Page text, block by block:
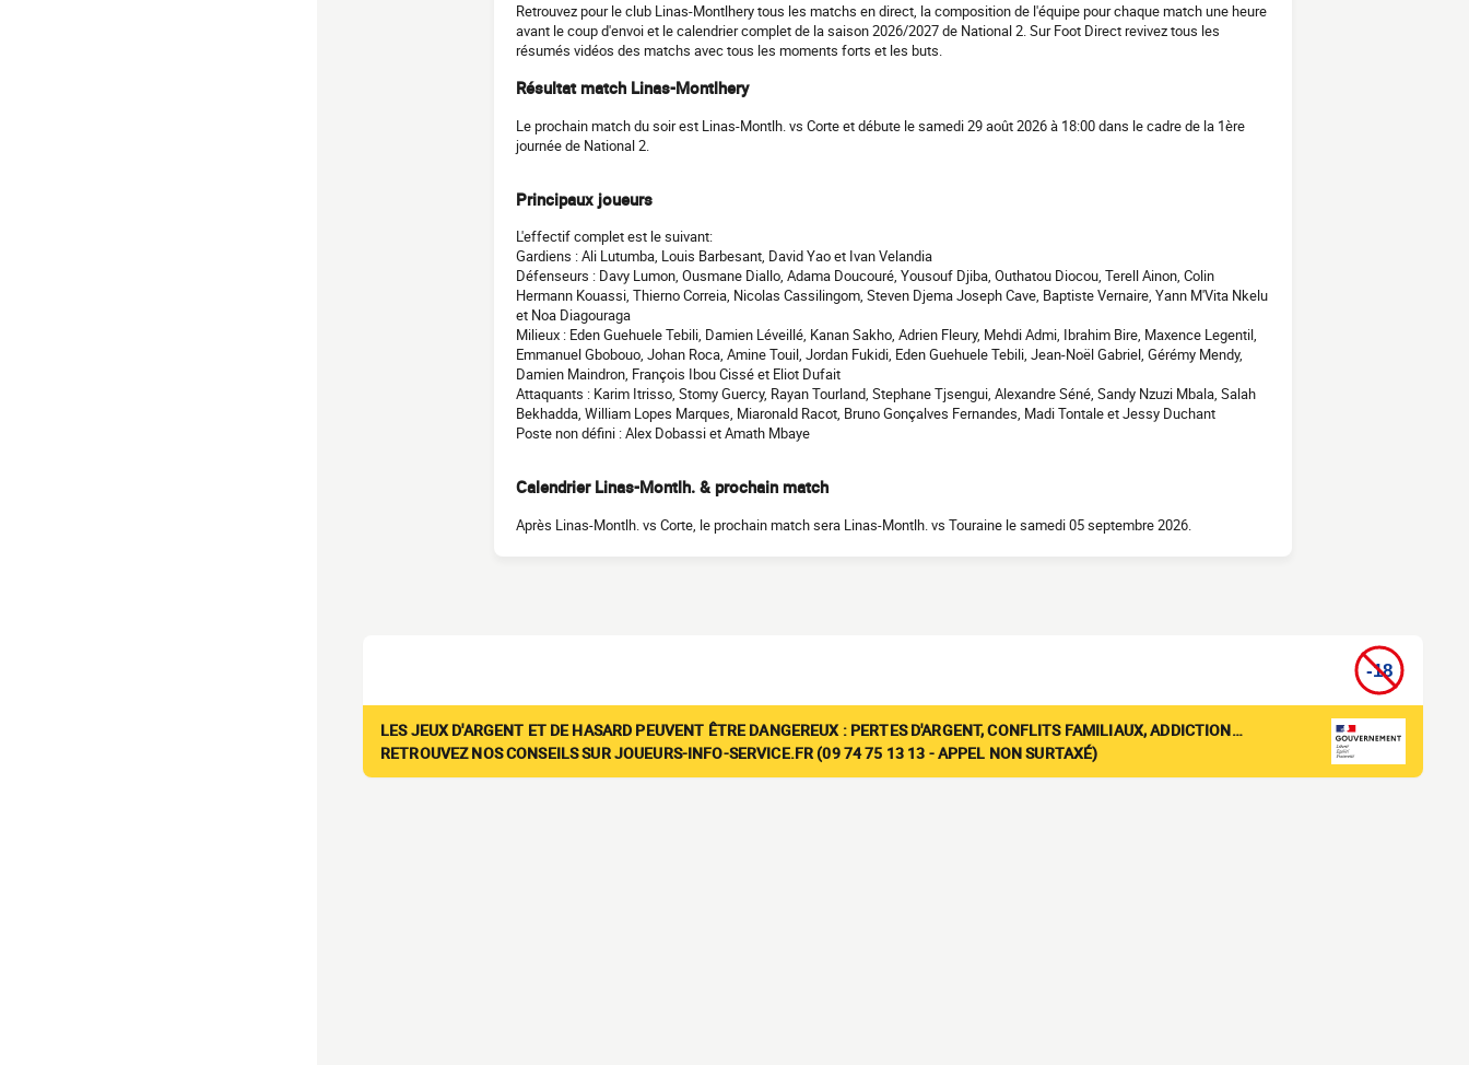
Retrouvez pour le club Linas-Montlhery tous les matchs en direct, la composition de l'équipe pour chaque match une heure
avant le coup d'envoi et le calendrier complet de la saison 2026/2027 de National 2. Sur Foot Direct revivez tous les
résumés vidéos des matchs avec tous les moments forts et les buts.
Résultat match Linas-Montlhery
Le prochain match du soir est Linas-Montlh. vs Corte et débute le samedi 29 août 2026 à 18:00 dans le cadre de la 1ère
journée de National 2.
Principaux joueurs
L'effectif complet est le suivant:
Gardiens : Ali Lutumba, Louis Barbesant, David Yao et Ivan Velandia
Défenseurs : Davy Lumon, Ousmane Diallo, Adama Doucouré, Yousouf Djiba, Outhatou Diocou, Terell Ainon, Colin
Hermann Kouassi, Thierno Correia, Nicolas Cassilingom, Steven Djema Joseph Cave, Baptiste Vernaire, Yann M'Vita Nkelu
et Noa Diagouraga
Milieux : Eden Guehuele Tebili, Damien Léveillé, Kanan Sakho, Adrien Fleury, Mehdi Admi, Ibrahim Bire, Maxence Legentil,
Emmanuel Gbobouo, Johan Roca, Amine Touil, Jordan Fukidi, Eden Guehuele Tebili, Jean-Noël Gabriel, Gérémy Mendy,
Damien Maindron, François Ibou Cissé et Eliot Dufait
Attaquants : Karim Itrisso, Stomy Guercy, Rayan Tourland, Stephane Tjsengui, Alexandre Séné, Sandy Nzuzi Mbala, Salah
Bekhadda, William Lopes Marques, Miaronald Racot, Bruno Gonçalves Fernandes, Madi Tontale et Jessy Duchant
Poste non défini : Alex Dobassi et Amath Mbaye
Calendrier Linas-Montlh. & prochain match
Après Linas-Montlh. vs Corte, le prochain match sera Linas-Montlh. vs Touraine le samedi 05 septembre 2026.
LES JEUX D'ARGENT ET DE HASARD PEUVENT ÊTRE DANGEREUX : PERTES D'ARGENT, CONFLITS FAMILIAUX, ADDICTION…
RETROUVEZ NOS CONSEILS SUR JOUEURS-INFO-SERVICE.FR (09 74 75 13 13 - APPEL NON SURTAXÉ)